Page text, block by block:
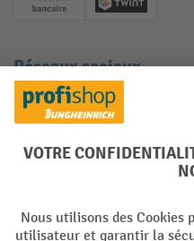
Paiement anticipé
Twint
Réseaux sociaux
Facebook
YouTube
LinkedInInstagram